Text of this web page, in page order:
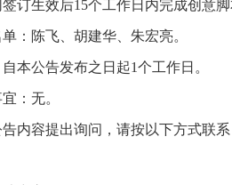
订生效后15个工作日内完成创意
：陈飞、胡建华、朱宏亮。
本公告发布之日起1个工作日。
：无。
内容提出询问，请按以下方式联